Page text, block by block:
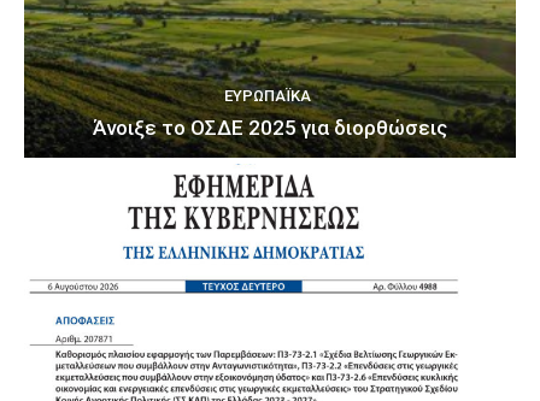
ΕΥΡΩΠΑΪΚΆ
Άνοιξε το ΟΣΔΕ 2025 για διορθώσεις